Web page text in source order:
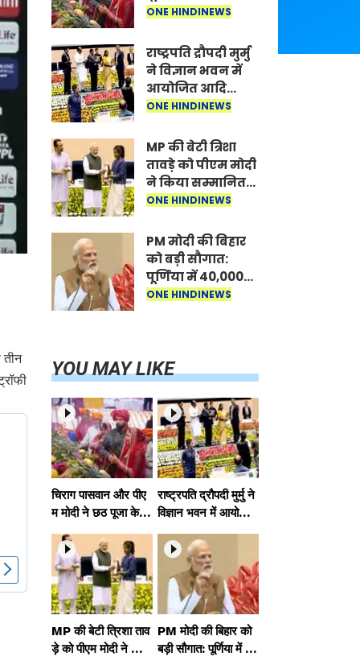
तीन
देशवासियों को दी
मैया से देश की
समृद्धि की
कामना की
ONE HINDINEWS
राष्ट्रपति द्रौपदी मुर्मु
ने विज्ञान भवन में
आयोजित आदि
कर्मयोगी अभियान
में मध्यप्रदेश को
सम्मानित किया
ONE HINDINEWS
MP की बेटी त्रिशा
तावड़े को पीएम मोदी
ने किया सम्मानित,
राष्ट्रीय स्तर पर
विकास का परचम
ONE HINDINEWS
PM मोदी की बिहार
को बड़ी सौगात:
पूर्णिया में 40,000
करोड़ की विकास
का नया युग शुरू
ONE HINDINEWS
YOU MAY LIKE
चिराग पासवान और पीए
म मोदी ने छठ पूजा के स
मापन पर देशवासियों को
दी शुभकामनाएं, छठी
मैया से देश की समृद्धि की
कामना की
राष्ट्रपति द्रौपदी मुर्मु ने
विज्ञान भवन में आयोजित
आदि कर्मयोगी अभियान
पर राष्ट्रीय कॉन्क्लेव में
मध्यप्रदेश को सम्मानित
किया
MP की बेटी त्रिशा ताव
ड़े को पीएम मोदी ने किया
PM मोदी की बिहार को
बड़ी सौगात: पूर्णिया में 4